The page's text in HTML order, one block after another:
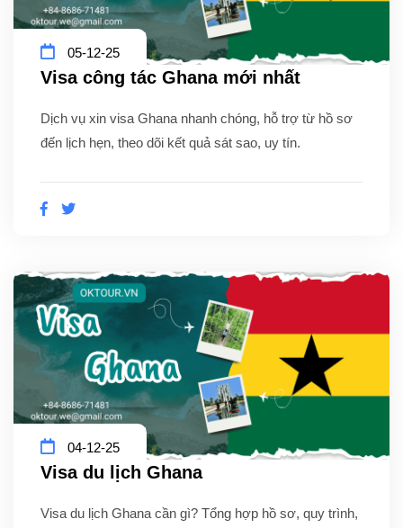
05-12-25
Visa công tác Ghana mới nhất
Dịch vụ xin visa Ghana nhanh chóng, hỗ trợ từ hồ sơ
đến lịch hẹn, theo dõi kết quả sát sao, uy tín.
04-12-25
Visa du lịch Ghana
Visa du lịch Ghana cần gì? Tổng hợp hồ sơ, quy trình,